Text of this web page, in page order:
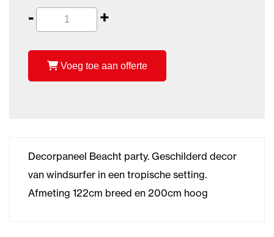
- +
Voeg toe aan offerte
Decorpaneel Beacht party. Geschilderd decor
van windsurfer in een tropische setting.
Afmeting 122cm breed en 200cm hoog